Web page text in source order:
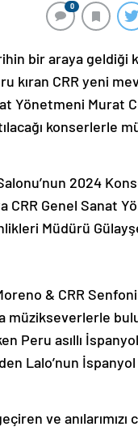
0
bir araya geldiği
kıran CRR yeni
Yönetmeni Murat
konserlerle
2024
CRR Genel Sanat
Müdürü
& CRR
müzikseverlerle
Peru asıllı
Lalo’nun İspanyol
ve anılarımızı